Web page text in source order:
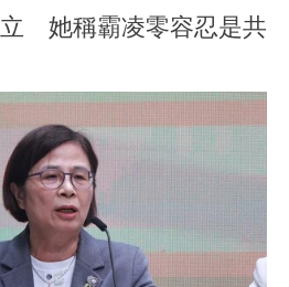
她稱霸凌零容忍是共